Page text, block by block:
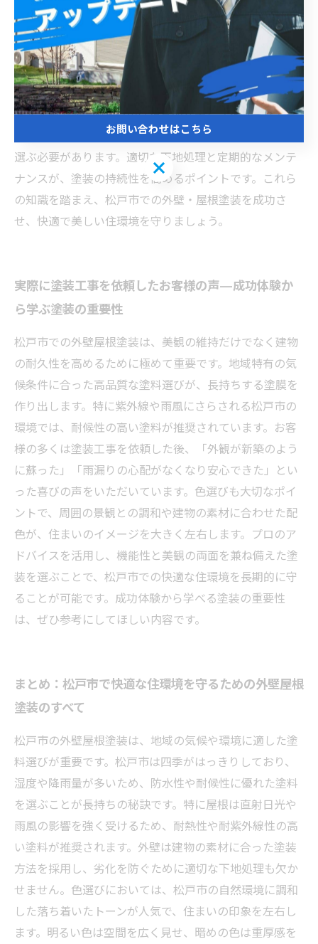
特に外壁は、紫外線や風雨による劣化を防ぐために、シ
リコン系やフッ素系塗料が推奨されます。屋根塗装で
は、遮熱効果のある塗料を用いることで、夏の室内温度
上昇を抑え、省エネにもつながります。色選びでは、松
戸市の街並みや自然環境に調和する落ち着いたトーンが
おすすめです。明るい色は視覚的な美しさを引き立てま
すが、汚れが目立ちやすいため、耐候性も考慮しながら
選ぶ必要があります。適切な下地処理と定期的なメンテ
ナンスが、塗装の持続性を高めるポイントです。これら
の知識を踏まえ、松戸市での外壁・屋根塗装を成功さ
せ、快適で美しい住環境を守りましょう。
実際に塗装工事を依頼したお客様の声—成功体験か
ら学ぶ塗装の重要性
松戸市での外壁屋根塗装は、美観の維持だけでなく建物
の耐久性を高めるために極めて重要です。地域特有の気
候条件に合った高品質な塗料選びが、長持ちする塗膜を
作り出します。特に紫外線や雨風にさらされる松戸市の
環境では、耐候性の高い塗料が推奨されています。お客
様の多くは塗装工事を依頼した後、「外観が新築のよう
に蘇った」「雨漏りの心配がなくなり安心できた」とい
った喜びの声をいただいています。色選びも大切なポイ
ントで、周囲の景観との調和や建物の素材に合わせた配
色が、住まいのイメージを大きく左右します。プロのア
ドバイスを活用し、機能性と美観の両面を兼ね備えた塗
装を選ぶことで、松戸市での快適な住環境を長期的に守
ることが可能です。成功体験から学べる塗装の重要性
は、ぜひ参考にしてほしい内容です。
まとめ：松戸市で快適な住環境を守るための外壁屋根
塗装のすべて
松戸市の外壁屋根塗装は、地域の気候や環境に適した塗
料選びが重要です。松戸市は四季がはっきりしており、
湿度や降雨量が多いため、防水性や耐候性に優れた塗料
を選ぶことが長持ちの秘訣です。特に屋根は直射日光や
雨風の影響を強く受けるため、耐熱性や耐紫外線性の高
い塗料が推奨されます。外壁は建物の素材に合った塗装
方法を採用し、劣化を防ぐために適切な下地処理も欠か
せません。色選びにおいては、松戸市の自然環境に調和
した落ち着いたトーンが人気で、住まいの印象を左右し
ます。明るい色は空間を広く見せ、暗めの色は重厚感を
お問い合わせはこちら
お問い合わせはこちら